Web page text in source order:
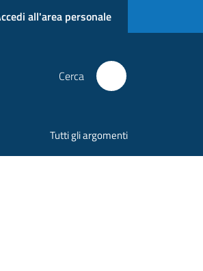
all'area personale
Cerca
Tutti gli argomenti